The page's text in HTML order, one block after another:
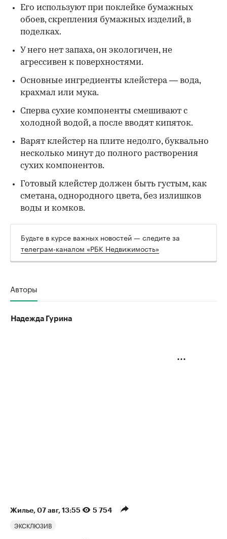
Его используют при поклейке бумажных
обоев, скрепления бумажных изделий, в
поделках.
У него нет запаха, он экологичен, не
агрессивен к поверхностями.
Основные ингредиенты клейстера — вода,
крахмал или мука.
Сперва сухие компоненты смешивают с
холодной водой, а после вводят кипяток.
Варят клейстер на плите недолго, буквально
несколько минут до полного растворения
сухих компонентов.
Готовый клейстер должен быть густым, как
сметана, однородного цвета, без излишков
воды и комков.
Будьте в курсе важных новостей — следите за
телеграм-каналом «РБК Недвижимость»
Авторы
Надежда Гурина
Жилье⁠, 07 авг, 13:55 5 754
ЭКСКЛЮЗИВ